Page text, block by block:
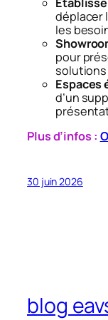
déplacer
les
pour
Espaces
d’un
Plus d’infos :
30 juin 2026
blog